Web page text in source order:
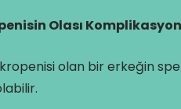
Olası
olan bir erkeğin